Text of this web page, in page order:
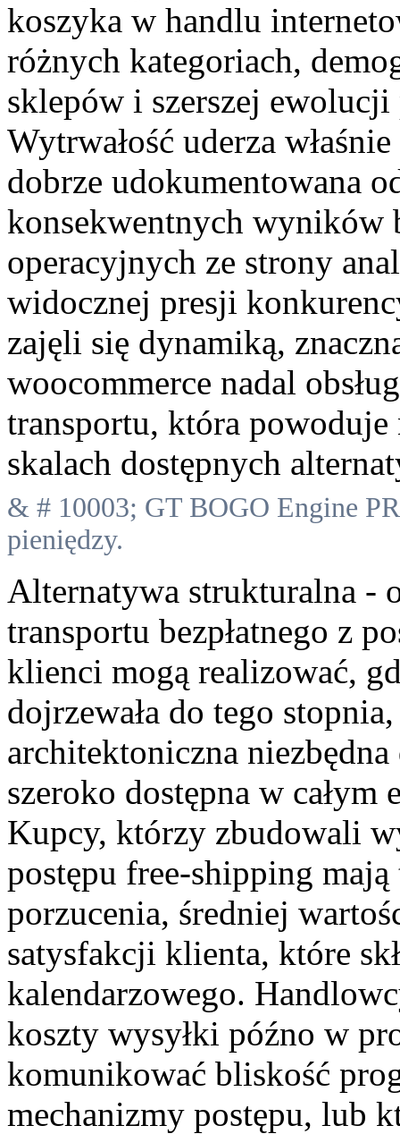
koszyka w handlu
różnych kategoriach,
sklepów i szerszej ewolucji
Wytrwałość uderza
dobrze udokumentowana
konsekwentnych wyników
operacyjnych ze strony
widocznej presji
zajęli się dynamiką,
woocommerce nadal
transportu, która
skalach dostępnych
& # 10003; GT BOGO Engine
pieniędzy.
Alternatywa strukturalna -
transportu bezpłatnego z
klienci mogą realizować,
dojrzewała do tego
architektoniczna
szeroko dostępna w całym
Kupcy, którzy zbudowali
postępu free-shipping
porzucenia, średniej
satysfakcji klienta, które
kalendarzowego.
koszty wysyłki późno w
komunikować bliskość
mechanizmy postępu, lub